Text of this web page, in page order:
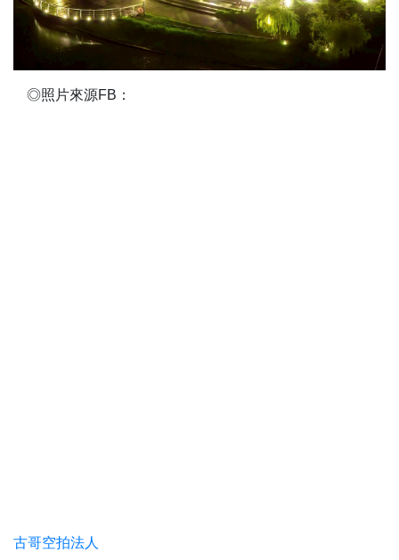
◎照片來源FB：
古哥空拍法人